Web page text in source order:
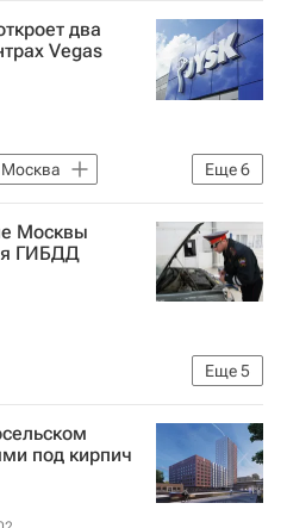
два
Vegas
Еще6
Москва
Агаларов
Москвы
ГИБДД
Еще5
для жизни
Москвы
ремонта Москвы
под кирпич